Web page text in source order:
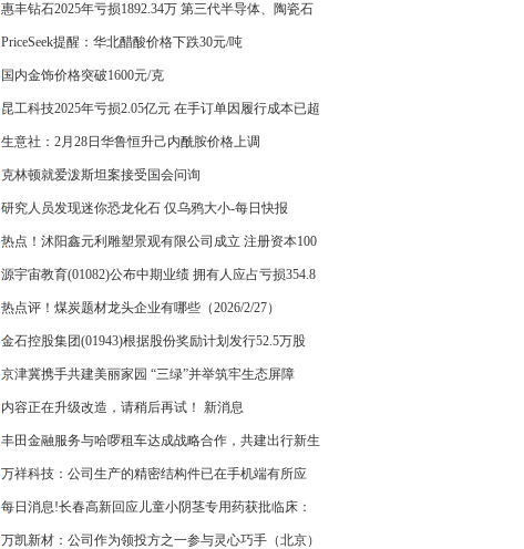
理）（2026/2/27）
惠丰钻石2025年亏损1892.34万 第三代半导体、陶瓷石
材、清洁能源等领域产品销量下滑
PriceSeek提醒：华北醋酸价格下跌30元/吨
国内金饰价格突破1600元/克
昆工科技2025年亏损2.05亿元 在手订单因履行成本已超
过合同收入|焦点热议
生意社：2月28日华鲁恒升己内酰胺价格上调
克林顿就爱泼斯坦案接受国会问询
研究人员发现迷你恐龙化石 仅乌鸦大小-每日快报
热点！沭阳鑫元利雕塑景观有限公司成立 注册资本100
万人民币
源宇宙教育(01082)公布中期业绩 拥有人应占亏损354.8
万港元 同比收窄69.32%|快消息
热点评！煤炭题材龙头企业有哪些（2026/2/27）
金石控股集团(01943)根据股份奖励计划发行52.5万股
京津冀携手共建美丽家园 “三绿”并举筑牢生态屏障
内容正在升级改造，请稍后再试！ 新消息
丰田金融服务与哈啰租车达成战略合作，共建出行新生
态
万祥科技：公司生产的精密结构件已在手机端有所应
用-快资讯
每日消息!长春高新回应儿童小阴茎专用药获批临床：
上市至少要三年
万凯新材：公司作为领投方之一参与灵心巧手（北京）